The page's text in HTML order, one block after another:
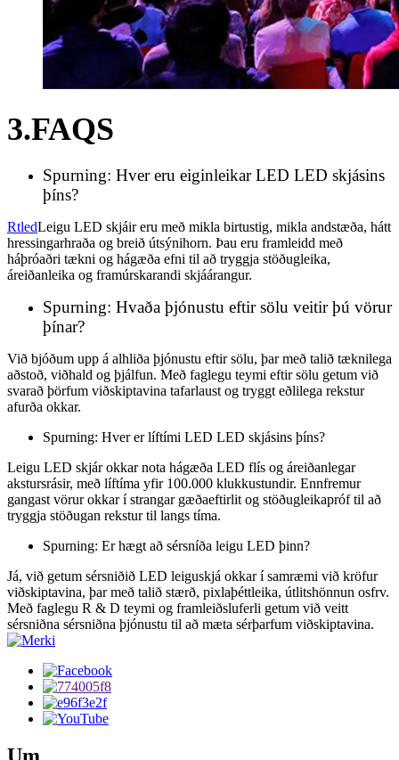
3.FAQS
Spurning: Hver eru eiginleikar LED LED skjásins
þíns?
RtledLeigu LED skjáir eru með mikla birtustig, mikla andstæða, hátt
hressingarhraða og breið útsýnihorn. Þau eru framleidd með
háþróaðri tækni og hágæða efni til að tryggja stöðugleika,
áreiðanleika og framúrskarandi skjáárangur.
Spurning: Hvaða þjónustu eftir sölu veitir þú vörur
þínar?
Við bjóðum upp á alhliða þjónustu eftir sölu, þar með talið tæknilega
aðstoð, viðhald og þjálfun. Með faglegu teymi eftir sölu getum við
svarað þörfum viðskiptavina tafarlaust og tryggt eðlilega rekstur
afurða okkar.
Spurning: Hver er líftími LED LED skjásins þíns?
Leigu LED skjár okkar nota hágæða LED flís og áreiðanlegar
akstursrásir, með líftíma yfir 100.000 klukkustundir. Ennfremur
gangast vörur okkar í strangar gæðaeftirlit og stöðugleikapróf til að
tryggja stöðugan rekstur til langs tíma.
Spurning: Er hægt að sérsníða leigu LED þinn?
Já, við getum sérsniðið LED leiguskjá okkar í samræmi við kröfur
viðskiptavina, þar með talið stærð, pixlaþéttleika, útlitshönnun osfrv.
Með faglegu R & D teymi og framleiðsluferli getum við veitt
sérsniðna sérsniðna þjónustu til að mæta sérþarfum viðskiptavina.